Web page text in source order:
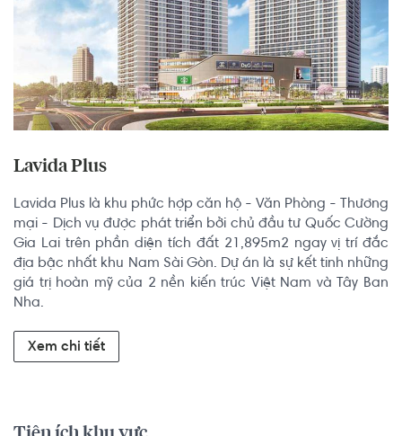
Lavida Plus
Lavida Plus là khu phức hợp căn hộ - Văn Phòng - Thương
mại - Dịch vụ được phát triển bởi chủ đầu tư Quốc Cường
Gia Lai trên phần diện tích đất 21,895m2 ngay vị trí đắc
địa bậc nhất khu Nam Sài Gòn. Dự án là sự kết tinh những
giá trị hoàn mỹ của 2 nền kiến trúc Việt Nam và Tây Ban
Nha.
Xem chi tiết